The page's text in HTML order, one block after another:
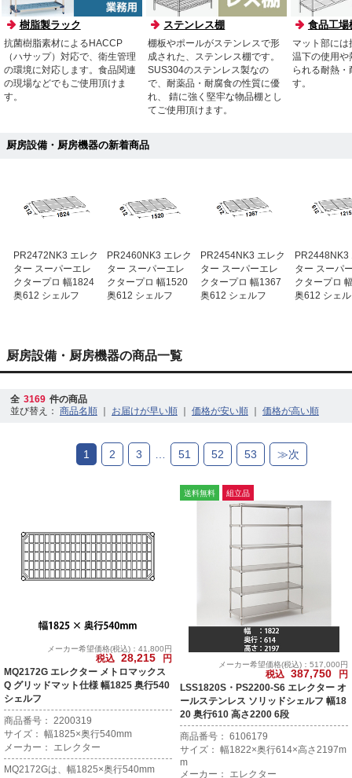
樹脂製ラック
抗菌樹脂素材によるHACCP
（ハサップ）対応で、衛生管理
の環境に対応します。食品関連
の現場などでもご使用頂けま
す。
ステンレス棚
棚板やポールがステンレスで形
成された、ステンレス棚です。
SUS304のステンレス製なの
で、耐薬品・耐腐食の性質に優
れ、 錆に強く堅牢な物品棚とし
てご使用頂けます。
食品工場
マット部に
温下の使用や
られる耐熱
す。
厨房設備・厨房機器の新着商品
PR2472NK3 エレク
ター スーパーエレ
クタープロ 幅1824
奥612 シェルフ
PR2460NK3 エレク
ター スーパーエレ
クタープロ 幅1520
奥612 シェルフ
PR2454NK3 エレク
ター スーパーエレ
クタープロ 幅1367
奥612 シェルフ
PR2448NK3
ター スーパ
クタープロ
奥612 シェ
厨房設備・厨房機器の商品一覧
全 3169 件の商品
並び替え：
1 2 3 51 52 53 ≫次
メーカー希望価格(税込)：41,800円
税込 28,215
円
MQ2172G エレクター メトロマックス
Q グリッドマット仕様 幅1825 奥行540
シェルフ
商品番号： 2200319
サイズ： 幅1825×奥行540mm
メーカー： エレクター
MQ2172Gは、幅1825×奥行540mm
送料無料 組立品
メーカー希望価格(税込)：517,000円
税込 387,750
円
LSS1820S・PS2200-S6 エレクター オ
ールステンレス ソリッドシェルフ 幅18
20 奥行610 高さ2200 6段
商品番号： 6106179
サイズ： 幅1822×奥行614×高さ2197m
m
メーカー： エレクター